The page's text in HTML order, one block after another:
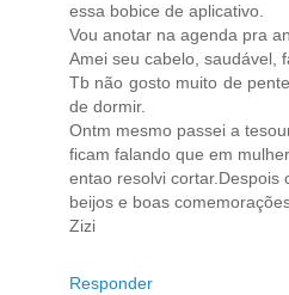
essa bobice de aplicativo.
Vou anotar na agenda pra
Amei seu cabelo, saudável,
Tb não gosto muito de
de dormir.
Ontm mesmo passei a
ficam falando que em
entao resolvi cortar.Despois
beijos e boas
Zizi
Responder